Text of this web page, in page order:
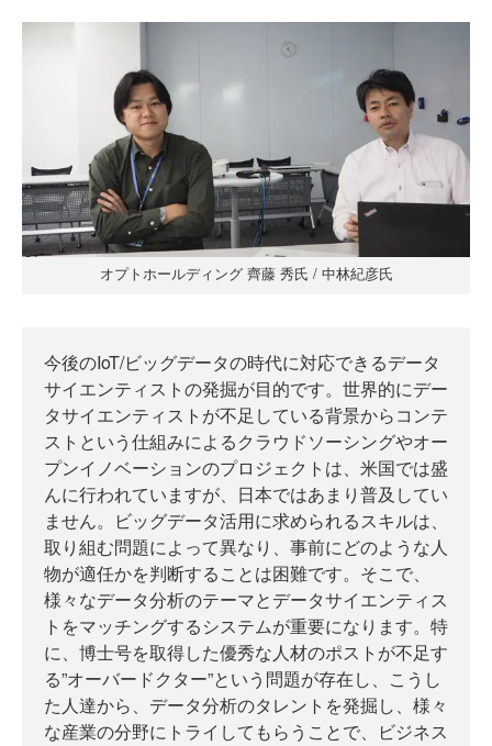
オプトホールディング 齊藤 秀氏 / 中林紀彦氏
今後のIoT/ビッグデータの時代に対応できるデータ
サイエンティストの発掘が目的です。世界的にデー
タサイエンティストが不足している背景からコンテ
ストという仕組みによるクラウドソーシングやオー
プンイノベーションのプロジェクトは、米国では盛
んに行われていますが、日本ではあまり普及してい
ません。ビッグデータ活用に求められるスキルは、
取り組む問題によって異なり、事前にどのような人
物が適任かを判断することは困難です。そこで、
様々なデータ分析のテーマとデータサイエンティス
トをマッチングするシステムが重要になります。特
に、博士号を取得した優秀な人材のポストが不足す
る”オーバードクター”という問題が存在し、こうし
た人達から、データ分析のタレントを発掘し、様々
な産業の分野にトライしてもらうことで、ビジネス